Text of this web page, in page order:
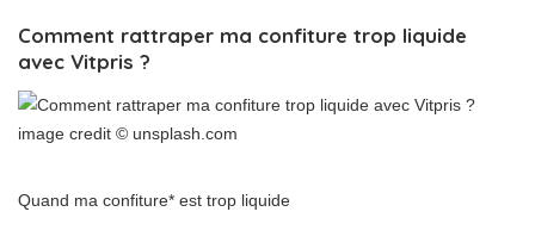
Comment rattraper ma confiture trop liquide
avec Vitpris ?
image credit © unsplash.com
Quand ma confiture* est trop liquide